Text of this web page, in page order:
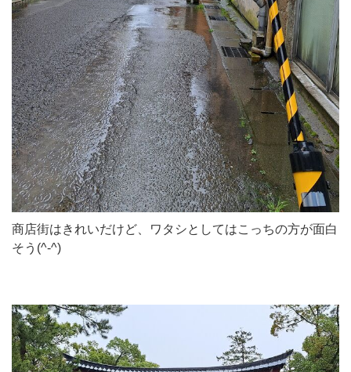
商店街はきれいだけど、ワタシとしてはこっちの方が面白
そう(^-^)